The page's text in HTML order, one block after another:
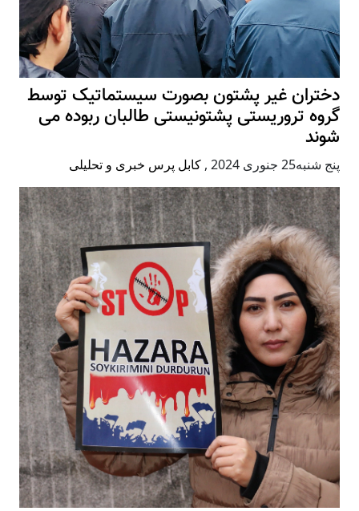
دختران غیر پشتون بصورت سیستماتیک توسط
گروه تروریستی پشتونیستی طالبان ربوده می
شوند
پنج شنبه25 جنوری 2024 , کابل پرس خبری و تحلیلی